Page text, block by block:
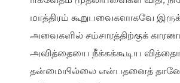
மாத்திரம் கூறுபவைகளாகவே
அவைகளில் சம்சாரத்திற்குக்
அவித்தையை நீக்கக்கூடிய
தன்மையில்லை என்பதனைத் தானே